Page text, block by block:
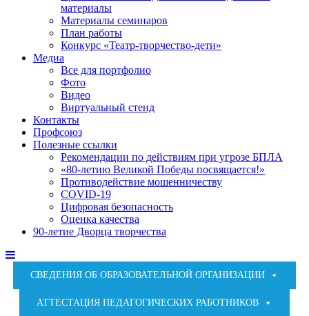
материалы
Материалы семинаров
План работы
Конкурс «Театр-творчество-дети»
Медиа
Все для портфолио
Фото
Видео
Виртуальный стенд
Контакты
Профсоюз
Полезные ссылки
Рекомендации по действиям при угрозе БПЛА
«80-летию Великой Победы посвящается!»
Противодействие мошенничеству
COVID-19
Цифровая безопасность
Оценка качества
90-летие Дворца творчества
СВЕДЕНИЯ ОБ ОБРАЗОВАТЕЛЬНОЙ ОРГАНИЗАЦИИ
АТТЕСТАЦИЯ ПЕДАГОГИЧЕСКИХ РАБОТНИКОВ